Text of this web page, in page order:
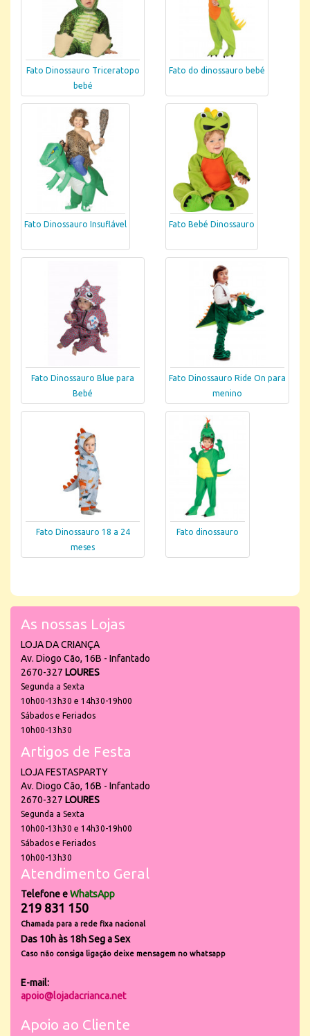
Fato Dinossauro Triceratopo
bebé
Fato do dinossauro bebé
Fato Dinossauro Insuflável Fato Bebé Dinossauro
Fato Dinossauro Blue para
Bebé
Fato Dinossauro Ride On para
menino
Fato Dinossauro 18 a 24
meses
Fato dinossauro
As nossas Lojas
LOJA DA CRIANÇA
Av. Diogo Cão, 16B - Infantado
2670-327 LOURES
Segunda a Sexta
10h00-13h30 e 14h30-19h00
Sábados e Feriados
10h00-13h30
Artigos de Festa
LOJA FESTASPARTY
Av. Diogo Cão, 16B - Infantado
2670-327 LOURES
Segunda a Sexta
10h00-13h30 e 14h30-19h00
Sábados e Feriados
10h00-13h30
Atendimento Geral
Telefone eWhatsApp
219 831 150
Chamada para a rede fixa nacional
Das 10h às 18h Seg a Sex
Caso não consiga ligação deixe mensagem no whatsapp
E-mail:
apoio@lojadacrianca.net
Apoio ao Cliente